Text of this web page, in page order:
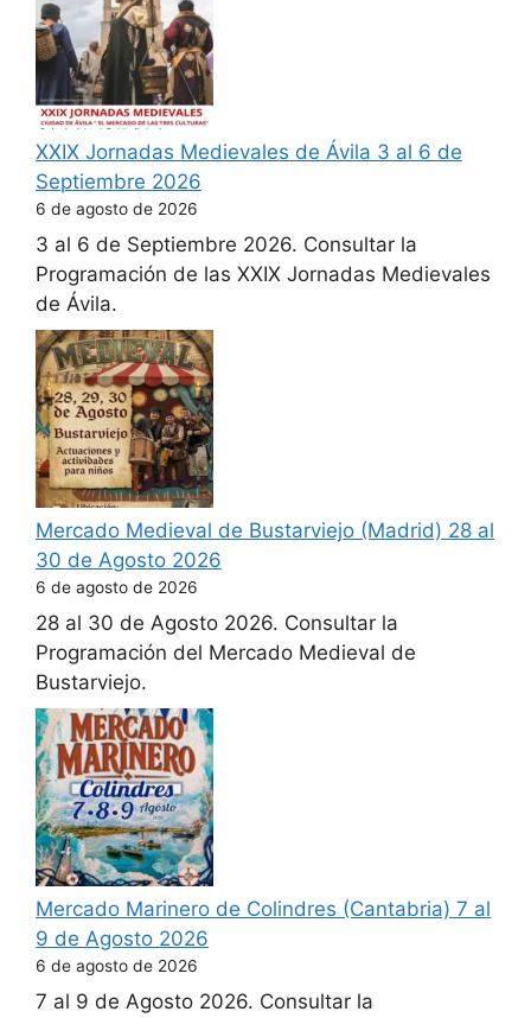
XXIX Jornadas Medievales de Ávila 3 al 6 de
Septiembre 2026
6 de agosto de 2026
3 al 6 de Septiembre 2026. Consultar la
Programación de las XXIX Jornadas Medievales
de Ávila.
Mercado Medieval de Bustarviejo (Madrid) 28 al
30 de Agosto 2026
6 de agosto de 2026
28 al 30 de Agosto 2026. Consultar la
Programación del Mercado Medieval de
Bustarviejo.
Mercado Marinero de Colindres (Cantabria) 7 al
9 de Agosto 2026
6 de agosto de 2026
7 al 9 de Agosto 2026. Consultar la